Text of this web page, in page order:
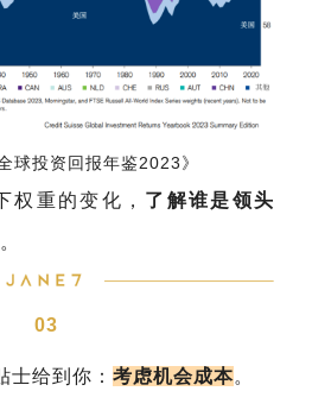
球投资回报年鉴2023》
权重的变化， 了解谁是领头
。
03
士给到你： 考虑机会成本。